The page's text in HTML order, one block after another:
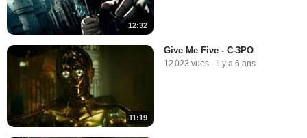
12:32
11:19
Give Me Five - C-3PO
12 023 vues - Il y a 6 ans